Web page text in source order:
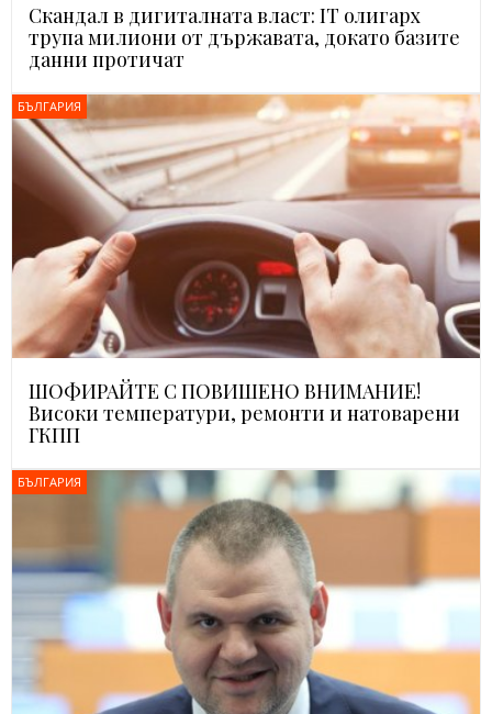
Скандал в дигиталната власт: IT олигарх
трупа милиони от държавата, докато базите
данни протичат
БЪЛГАРИЯ
ШОФИРАЙТЕ С ПОВИШЕНО ВНИМАНИЕ!
Високи температури, ремонти и натоварени
ГКПП
БЪЛГАРИЯ